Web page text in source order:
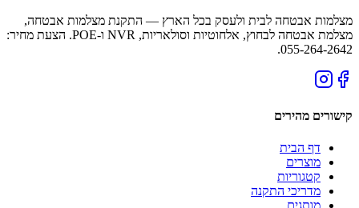
מצלמות אבטחה לבית ולעסק בכל הארץ — התקנת מצלמות אבטחה,
מצלמת אבטחה לבחוץ, אלחוטיות וסולאריות, NVR ו-POE. הצעת מחיר:
055-264-2642.
קישורים מהירים
דף הבית
מוצרים
קטגוריות
מדריכי התקנה
מותגים